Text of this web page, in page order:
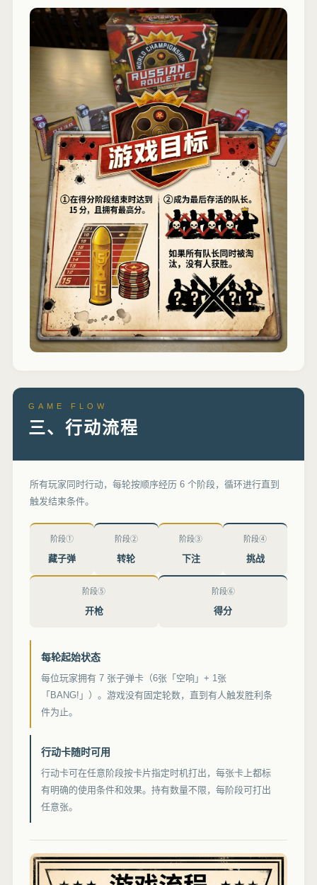
GAME FLOW
三、行动流程
所有玩家同时行动，每轮按顺序经历 6 个阶段，循环进行直到
触发结束条件。
阶段①
藏子弹
阶段②
转轮
阶段③
下注
阶段④
挑战
阶段⑤
开枪
阶段⑥
得分
每轮起始状态
每位玩家拥有 7 张子弹卡（6张「空响」+ 1张
「BANG!」）。游戏没有固定轮数，直到有人触发胜利条
件为止。
行动卡随时可用
行动卡可在任意阶段按卡片指定时机打出，每张卡上都标
有明确的使用条件和效果。持有数量不限，每阶段可打出
任意张。